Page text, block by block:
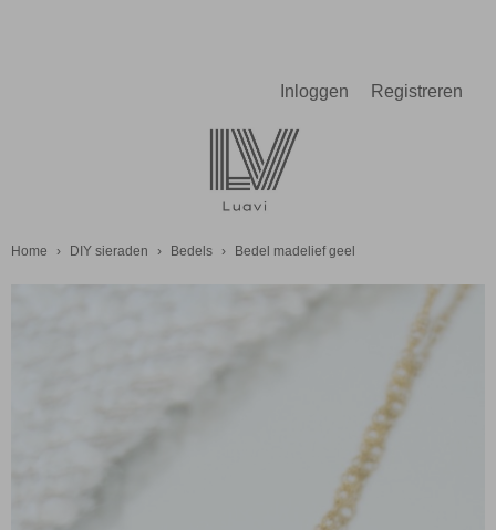
Inloggen Registreren
Home › DIY sieraden › Bedels › Bedel madelief geel